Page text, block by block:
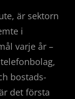
är sektorn
i
varje år –
bostads-
det första